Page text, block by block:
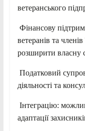
ветеранського
Фінансову
ветеранів та
розширити власну
Податковий
діяльності та
Інтеграцію:
адаптації